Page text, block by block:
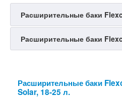
Расширительные баки
Расширительные баки
Расширительные баки
Solar, 18-25 л.